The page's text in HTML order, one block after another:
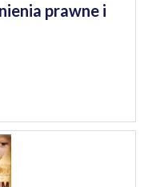
prawne i